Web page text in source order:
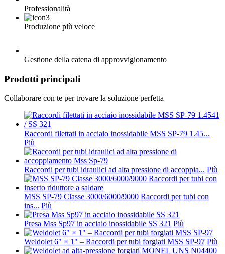
Professionalità
Produzione più veloce
Gestione della catena di approvvigionamento
Prodotti principali
Collaborare con te per trovare la soluzione perfetta
Raccordi filettati in acciaio inossidabile MSS SP-79 1.45...
Più
Raccordi per tubi idraulici ad alta pressione di accoppia... Più
MSS SP-79 Classe 3000/6000/9000 Raccordi per tubi con
ins... Più
Presa Mss Sp97 in acciaio inossidabile SS 321 Più
Weldolet 6" × 1" – Raccordi per tubi forgiati MSS SP-97 Più